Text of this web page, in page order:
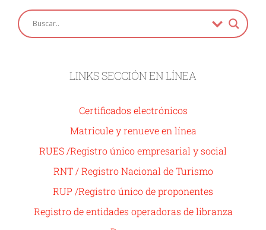
LINKS SECCIÓN EN LÍNEA
Certificados electrónicos
Matricule y renueve en línea
RUES /Registro único empresarial y social
RNT / Registro Nacional de Turismo
RUP /Registro único de proponentes
Registro de entidades operadoras de libranza